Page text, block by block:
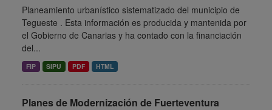
Planeamiento urbanístico sistematizado del municipio de
Tegueste . Esta información es producida y mantenida por
el Gobierno de Canarias y ha contado con la financiación
del...
FIP SIPU PDF HTML
Planes de Modernización de Fuerteventura